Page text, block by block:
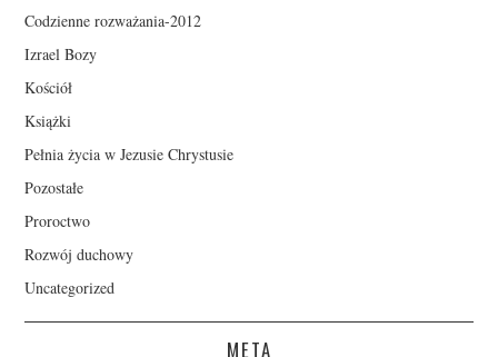
Codzienne rozważania-2012
Izrael Bozy
Kościół
Książki
Pełnia życia w Jezusie Chrystusie
Pozostałe
Proroctwo
Rozwój duchowy
Uncategorized
META